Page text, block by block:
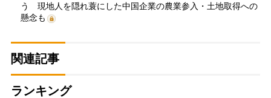
う 現地人を隠れ蓑にした中国企業の農業参入・土地取得への
懸念も
関連記事
ランキング